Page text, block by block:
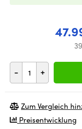
- +
Zum Vergleich
Preisentwicklung